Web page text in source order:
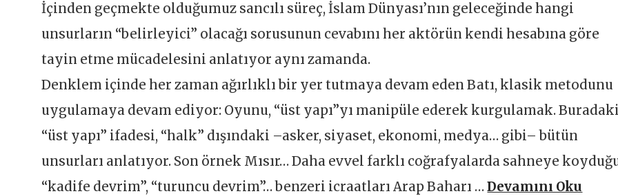
İçinden geçmekte olduğumuz sancılı süreç, İslam Dünyası’nın geleceğinde hangi
unsurların “belirleyici” olacağı sorusunun cevabını her aktörün kendi hesabına göre
tayin etme mücadelesini anlatıyor aynı zamanda.
Denklem içinde her zaman ağırlıklı bir yer tutmaya devam eden Batı, klasik metodunu
uygulamaya devam ediyor: Oyunu, “üst yapı”yı manipüle ederek kurgulamak.
“üst yapı” ifadesi, “halk” dışındaki –asker, siyaset, ekonomi, medya… gibi– bütün
unsurları anlatıyor. Son örnek Mısır… Daha evvel farklı coğrafyalarda sahneye
“kadife devrim”, “turuncu devrim”… benzeri icraatları Arap Baharı …Devamını Oku